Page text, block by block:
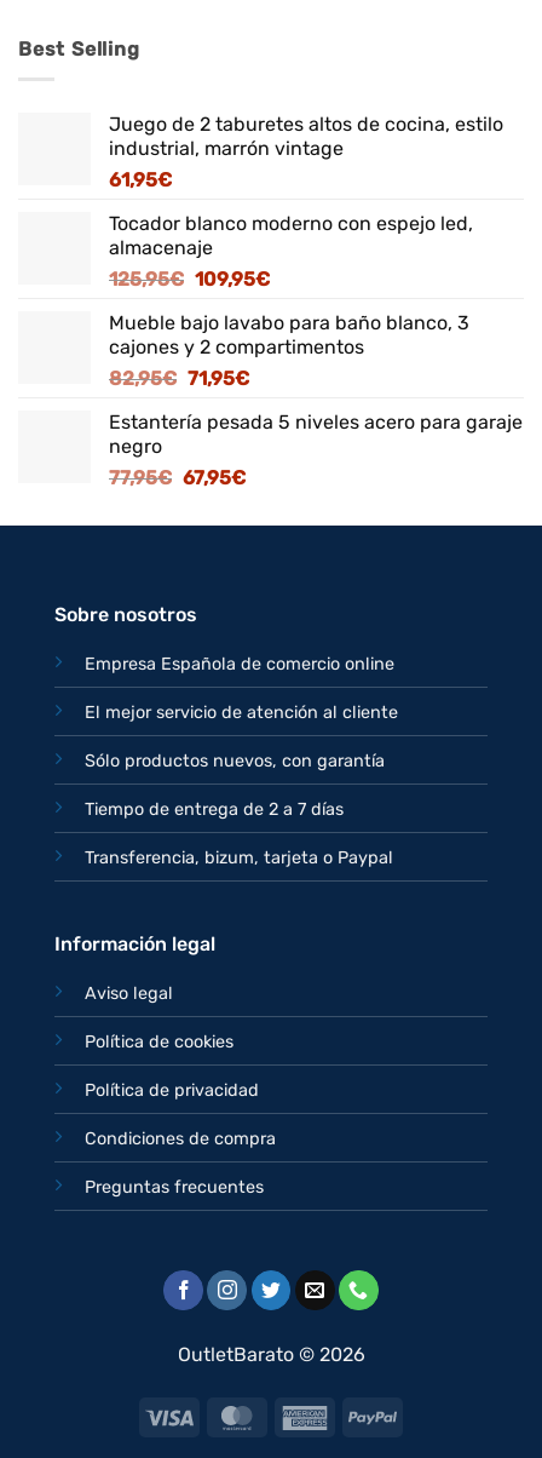
Best Selling
Juego de 2 taburetes altos de cocina, estilo
industrial, marrón vintage
61,95€
Tocador blanco moderno con espejo led,
almacenaje
125,95€ El
original
era:
125,95€.
109,95€El
actual
es:
Mueble bajo lavabo para baño blanco, 3
cajones y 2 compartimentos
82,95€ El
original
82,95€.
71,95€El
actual
Estantería pesada 5 niveles acero para garaje
negro
77,95€ El
original
67,95€El
actual
Sobre nosotros
Empresa Española de comercio online
El mejor servicio de atención al cliente
Sólo productos nuevos, con garantía
Tiempo de entrega de 2 a 7 días
Transferencia, bizum, tarjeta o Paypal
Información legal
Aviso legal
Política de cookies
Política de privacidad
Condiciones de compra
Preguntas frecuentes
OutletBarato © 2026
Visa MasterCardAmericanPayPal